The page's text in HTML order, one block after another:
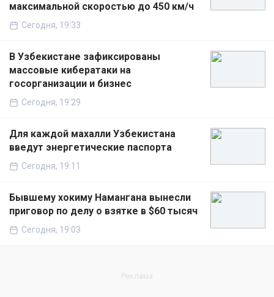
максимальной скоростью до 450 км/ч
Сегодня, 19:33
В Узбекистане зафиксированы
массовые кибератаки на
госорганизации и бизнес
Сегодня, 19:29
Для каждой махалли Узбекистана
введут энергетические паспорта
Сегодня, 19:11
Бывшему хокиму Намангана вынесли
приговор по делу о взятке в $60 тысяч
Сегодня, 19:03